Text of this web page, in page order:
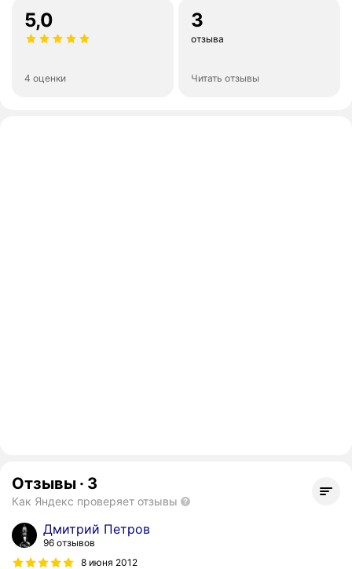
5,0
4 оценки
3
отзыва
Читать отзывы
Отзывы · 3
Как Яндекс проверяет отзывы
Дмитрий Петров
96 отзывов
8 июня 2012